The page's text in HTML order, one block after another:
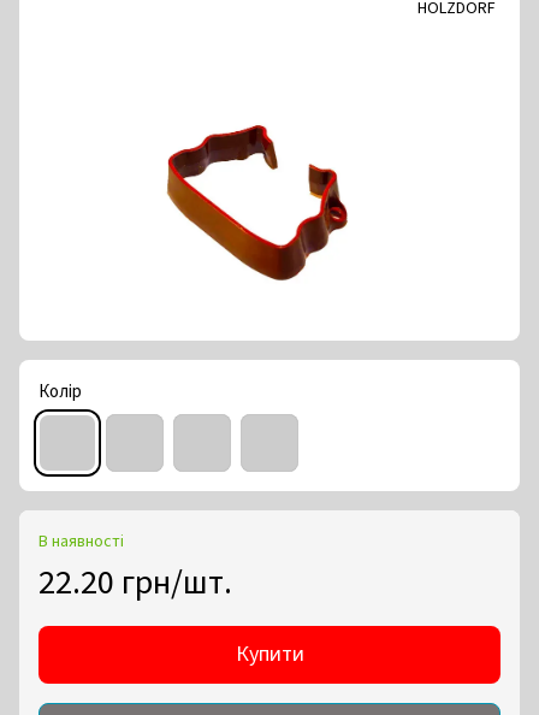
Колір
В наявності
22.20 грн/шт.
Купити